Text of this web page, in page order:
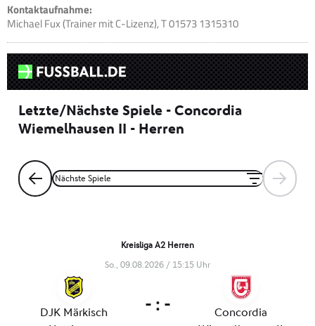
Kontaktaufnahme:
Michael Fux (Trainer mit C-Lizenz), T 01573 1315310